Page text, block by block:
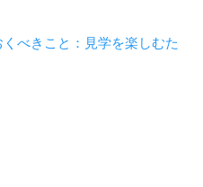
べきこと：見学を楽しむた